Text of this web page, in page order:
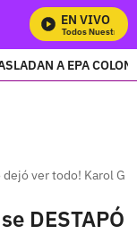
EN VIVO
Mira Todos Nuestros
A EPA
dejó ver todo! Karol G
DESTAPÓ